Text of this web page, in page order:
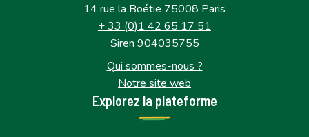
14 rue la Boétie 75008 Paris
+ 33 (0)1 42 65 17 51
Siren 904035755
Qui sommes-nous ?
Notre site web
Explorez la plateforme